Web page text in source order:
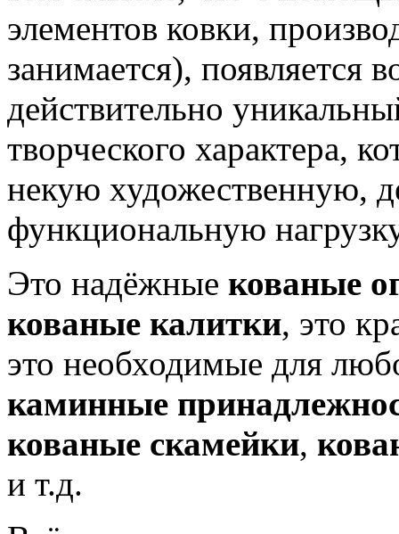
элементов ковки,
занимается), появляется
действительно
творческого характера,
некую художественную,
функциональную
Это надёжные кованые
кованые калитки, это
это необходимые для
каминные
кованые скамейки,
и т.д.